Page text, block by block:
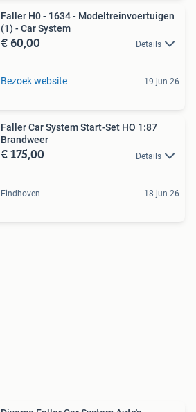
Faller H0 - 1634 - Modeltreinvoertuigen
(1) - Car System
€ 60,00 Details
Bezoek website 19 jun 26
Faller Car System Start-Set HO 1:87
Brandweer
€ 175,00 Details
Eindhoven 18 jun 26